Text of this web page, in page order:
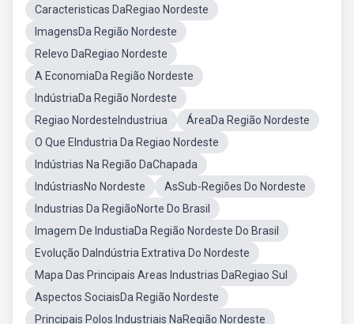
Caracteristicas DaRegiao Nordeste
ImagensDa Região Nordeste
Relevo DaRegiao Nordeste
A EconomiaDa Região Nordeste
IndústriaDa Região Nordeste
Regiao NordesteIndustriua
ÁreaDa Região Nordeste
O Que EIndustria Da Regiao Nordeste
Indústrias Na Região DaChapada
IndústriasNo Nordeste
AsSub-Regiões Do Nordeste
Industrias Da RegiãoNorte Do Brasil
Imagem De IndustiaDa Região Nordeste Do Brasil
Evolução DaIndústria Extrativa Do Nordeste
Mapa Das Principais Areas Industrias DaRegiao Sul
Aspectos SociaisDa Região Nordeste
Principais Polos Industriais NaRegião Nordeste